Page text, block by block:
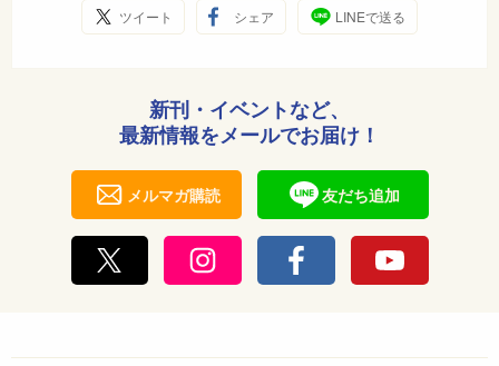
ツイート シェア LINEで送る
新刊・イベントなど、
最新情報をメールでお届け！
メルマガ購読 友だち追加